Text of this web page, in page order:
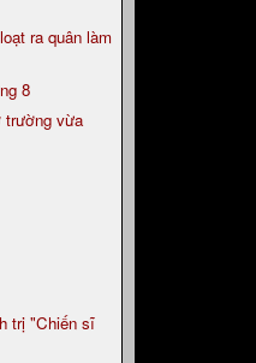
ra quân làm
8
trường vừa
trị "Chiến sĩ